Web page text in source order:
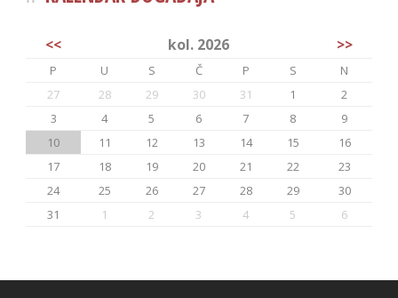
<< kol. 2026 >>
P U S Č P S
N
27
28 29 30 31 1
2
3
4 5 6 7 8
9
10
11 12 13 14 15
16
17
18 19 20 21 22
23
24
25 26 27 28 29
30
31
1 2 3 4 5 6